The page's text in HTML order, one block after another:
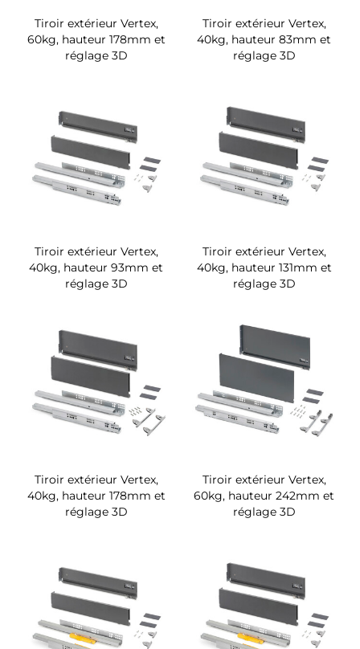
Tiroir extérieur Vertex,
60kg, hauteur 178mm et
réglage 3D
Tiroir extérieur Vertex,
40kg, hauteur 83mm et
réglage 3D
Tiroir extérieur Vertex,
40kg, hauteur 93mm et
réglage 3D
Tiroir extérieur Vertex,
40kg, hauteur 131mm et
réglage 3D
Tiroir extérieur Vertex,
40kg, hauteur 178mm et
réglage 3D
Tiroir extérieur Vertex,
60kg, hauteur 242mm et
réglage 3D